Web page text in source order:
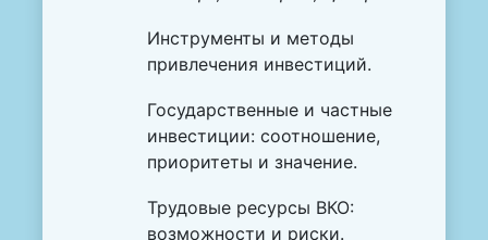
Инструменты и методы
привлечения инвестиций.
Государственные и частные
инвестиции: соотношение,
приоритеты и значение.
Трудовые ресурсы ВКО:
возможности и риски.